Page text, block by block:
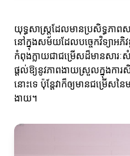
យុទ្ធសាស្ត្រដែលមានប្រសិទ្ធភាព
នៅក្នុងសម័យដែលបច្ចេកវិទ្យាអ
កំពុងក្លាយជាជម្រើសដ៏មានសារៈ
ផ្តល់ឱ្យនូវភាពងាយស្រួលក្នុងការ
នោះទេ ប៉ុន្តែវាក៏ឲ្យមានជម្រើស
ងាយ។